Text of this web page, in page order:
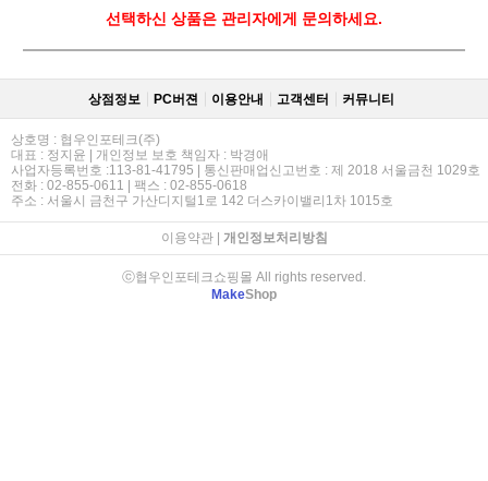
선택하신 상품은 관리자에게 문의하세요.
상점정보 PC버젼 이용안내 고객센터 커뮤니티
상호명 : 협우인포테크(주)
대표 : 정지윤 | 개인정보 보호 책임자 : 박경애
사업자등록번호 :113-81-41795 | 통신판매업신고번호 : 제 2018 서울금천 1029호
전화 : 02-855-0611 | 팩스 : 02-855-0618
주소 : 서울시 금천구 가산디지털1로 142 더스카이밸리1차 1015호
이용약관| 개인정보처리방침
ⓒ협우인포테크쇼핑몰 All rights reserved.
MakeShop